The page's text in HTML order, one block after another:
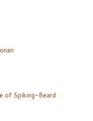
of Spiking-Beard